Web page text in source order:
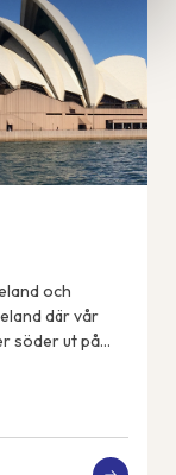
och
där vår
söder ut på